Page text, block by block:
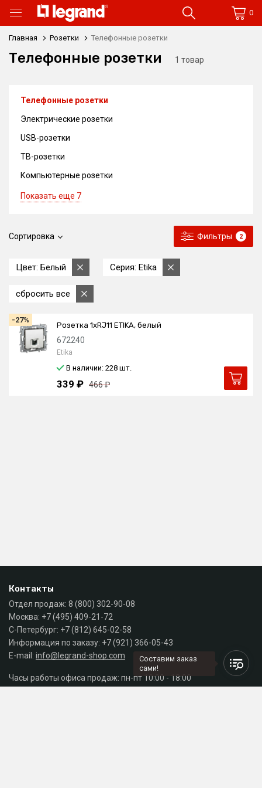
0
Главная Розетки Телефонные розетки
Телефонные розетки 1 товар
Сортировка Фильтры 2
Цвет: Белый Серия: Etika
сбросить все
-27%
Розетка 1xRJ11 ETIKA, белый
672240
Etika
В наличии: 228 шт.
339 ₽ 466 ₽
Телефонные розетки
Электрические розетки
USB-розетки
ТВ-розетки
Компьютерные розетки
Показать еще 7
Контакты
Отдел продаж: 8 (800) 302-90-08
Москва: +7 (495) 409-21-72
С-Петербург: +7 (812) 645-02-58
Информация по заказу: +7 (921) 366-05-43
E-mail: info@legrand-shop.com
Часы работы офиса продаж: пн-пт 10:00 - 18:00
Составим заказ
сами!